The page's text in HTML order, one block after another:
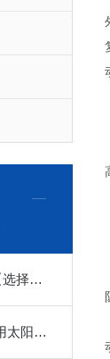
农药残留检测仪生产厂家【选择竞道光电】
并网式光伏气象站-一款利用太阳能供电的并网式光伏气象站